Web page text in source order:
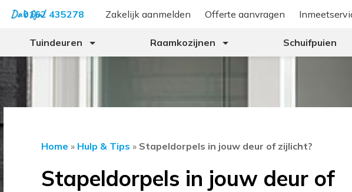
0162 435278 Zakelijk aanmelden Offerte aanvragen
Tuindeuren Raamkozijnen Schuifpuien
Home » Hulp & Tips » Stapeldorpels in jouw deur of zijlicht?
Stapeldorpels in jouw deur of